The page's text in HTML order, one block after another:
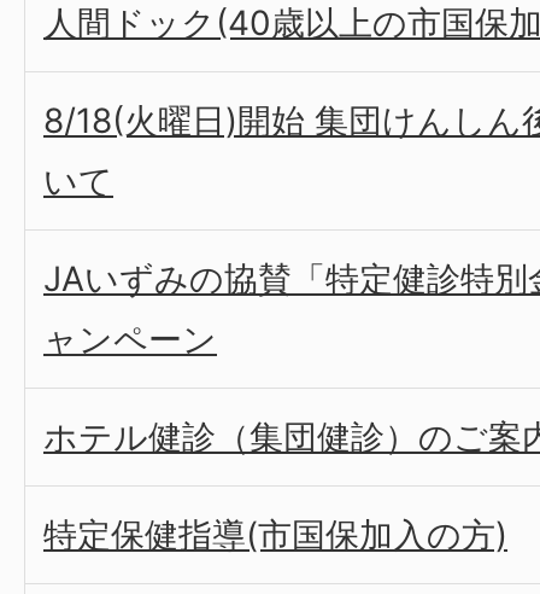
人間ドック(40歳以上の市国保
8/18(火曜日)開始 集団けんしん
いて
JAいずみの協賛「特定健診特
ャンペーン
ホテル健診（集団健診）のご案
特定保健指導(市国保加入の方)